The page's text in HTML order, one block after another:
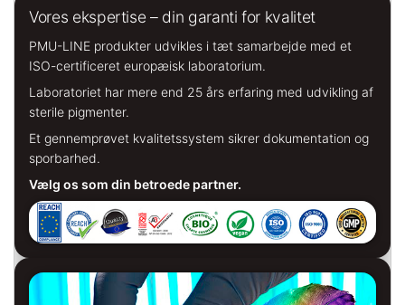
Vores ekspertise – din garanti for kvalitet
PMU-LINE produkter udvikles i tæt samarbejde med et
ISO-certificeret europæisk laboratorium.
Laboratoriet har mere end 25 års erfaring med udvikling af
sterile pigmenter.
Et gennemprøvet kvalitetssystem sikrer dokumentation og
sporbarhed.
Vælg os som din betroede partner.